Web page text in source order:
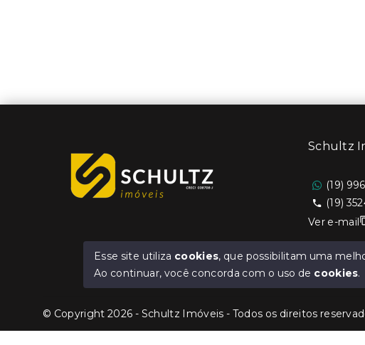
Schultz
(19)
(19)
Ver e-mail
© Copyright 2026 - Schultz Imóveis - Todos os direitos
Esse site utiliza cookies, que possibilitam uma
Ao continuar, você concorda com o uso de cookies.